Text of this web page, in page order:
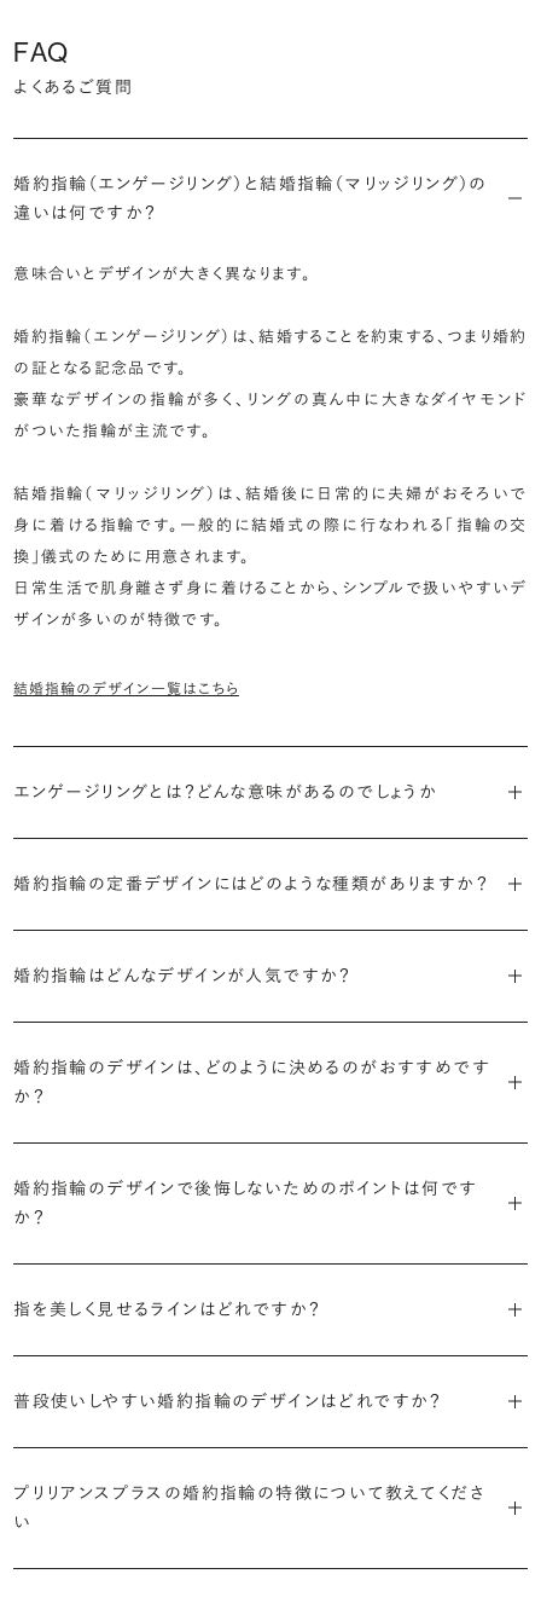
FAQ
よくあるご質問
婚約指輪（エンゲージリング）と結婚指輪（マリッジリング）の
違いは何ですか？
意味合いとデザインが大きく異なります。
婚約指輪（エンゲージリング）は、結婚することを約束する、つまり婚約
の証となる記念品です。
豪華なデザインの指輪が多く、リングの真ん中に大きなダイヤモンド
がついた指輪が主流です。
結婚指輪（マリッジリング）は、結婚後に日常的に夫婦がおそろいで
身に着ける指輪です。一般的に結婚式の際に行なわれる「指輪の交
換」儀式のために用意されます。
日常生活で肌身離さず身に着けることから、シンプルで扱いやすいデ
ザインが多いのが特徴です。
結婚指輪のデザイン一覧はこちら
エンゲージリングとは？どんな意味があるのでしょうか
リング」は婚約指輪の別名です。
Ring（エンゲージメントリング）と呼ばれます。
婚約指輪の定番デザインにはどのような種類がありますか？
リリアンスプラスでも不動の人気を誇ります。
えたデザイン。愛らしい雰囲気が楽しめます。
るという点でも人気があります。
ン。手元にしっかりと存在感を添えてくれます。
華やかなデザインをお好みの方から非常に人気です。
婚約指輪はどんなデザインが人気ですか？
に留めた王道のデザイン「ソリティア」です。
婚約指輪のデザインは、どのように決めるのがおすすめです
か？
す。
絞り、次にアームのフォルム（ストレート／ウェーブ／V字）と素材（プ
・年齢を重ねても似合うリングを目指す
・着用シーンを想像して選ぶ
日常的に身に着けたいのか、お出かけの時だけ身に着けたいのか
婚約指輪のデザインで後悔しないためのポイントは何です
か？
は実物を指に着けて見え方を確かめることです。
までじっくりと試着していただけます。
ショールームで婚約指輪を試着する
指を美しく見せるラインはどれですか？
見えやすいと言われています。
てきます。ぜひ、所要時間30秒のブリリアンスプラスオリジナル診断を
活用して、ご自身にぴったりのラインを探してみてください。
普段使いしやすい婚約指輪のデザインはどれですか？
なります。ブリリアンスプラスでは、普段の生活の中でも婚約指輪を楽
しく身に着けていただけるよう、全てのデザインが高さを抑えて作られ
プリリアンスプラスの婚約指輪の特徴について教えてくださ
い